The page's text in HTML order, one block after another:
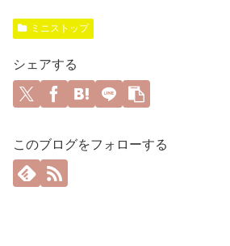
ミニストップ
シェアする
このブログをフォローする